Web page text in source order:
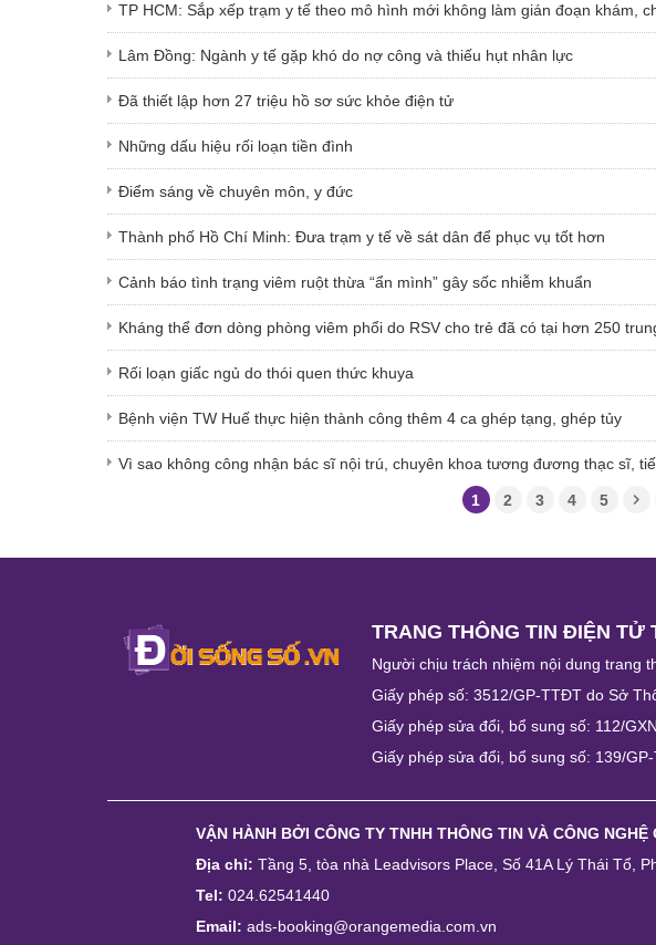
TP HCM: Sắp xếp trạm y tế theo mô hình mới không làm gián đoạn khám,
Lâm Đồng: Ngành y tế gặp khó do nợ công và thiếu hụt nhân lực
Đã thiết lập hơn 27 triệu hồ sơ sức khỏe điện tử
Những dấu hiệu rối loạn tiền đình
Điểm sáng về chuyên môn, y đức
Thành phố Hồ Chí Minh: Đưa trạm y tế về sát dân để phục vụ tốt hơn
Cảnh báo tình trạng viêm ruột thừa “ẩn mình” gây sốc nhiễm khuẩn
Kháng thể đơn dòng phòng viêm phổi do RSV cho trẻ đã có tại hơn 250
Rối loạn giấc ngủ do thói quen thức khuya
Bệnh viện TW Huế thực hiện thành công thêm 4 ca ghép tạng, ghép tủy
Vì sao không công nhận bác sĩ nội trú, chuyên khoa tương đương thạc sĩ,
1 2 3 4 5
TRANG THÔNG TIN ĐIỆN TỬ
Người chịu trách nhiệm nội dung trang
Giấy phép số: 3512/GP-TTĐT do Sở
Giấy phép sửa đổi, bổ sung số: 112/
Giấy phép sửa đổi, bổ sung số: 139/
VẬN HÀNH BỞI CÔNG TY TNHH THÔNG TIN VÀ CÔNG NGHỆ
Địa chỉ: Tầng 5, tòa nhà Leadvisors Place, Số 41A Lý Thái Tổ,
Tel: 024.62541440
Email: ads-booking@orangemedia.com.vn